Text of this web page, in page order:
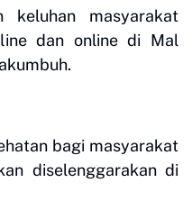
keluhan masyarakat
dan online di Mal
bagi masyarakat
diselenggarakan di